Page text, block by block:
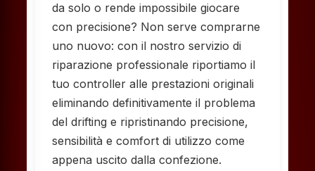
da solo o rende impossibile giocare
con precisione? Non serve comprarne
uno nuovo: con il nostro servizio di
riparazione professionale riportiamo il
tuo controller alle prestazioni originali
eliminando definitivamente il problema
del drifting e ripristinando precisione,
sensibilità e comfort di utilizzo come
appena uscito dalla confezione.